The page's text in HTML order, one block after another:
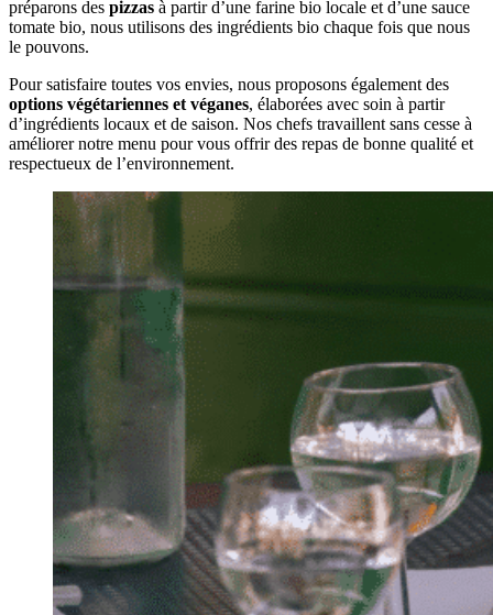
préparons des pizzas à partir d’une farine bio locale et d’une sauce
tomate bio, nous utilisons des ingrédients bio chaque fois que nous
le pouvons.
Pour satisfaire toutes vos envies, nous proposons également des
options végétariennes et véganes, élaborées avec soin à partir
d’ingrédients locaux et de saison. Nos chefs travaillent sans cesse à
améliorer notre menu pour vous offrir des repas de bonne qualité et
respectueux de l’environnement.